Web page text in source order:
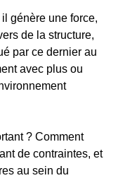
génère une force,
de la structure,
par ce dernier au
avec plus ou
? Comment
de contraintes, et
au sein du